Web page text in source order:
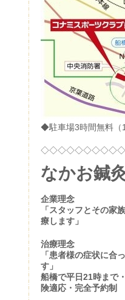
◆駐車場3時間無料（
なかお鍼
企業理念
「スタッフとその家
療します」
治療理念
「患者様の症状に合
す」
船橋で平日21時まで
険適応・完全予約制